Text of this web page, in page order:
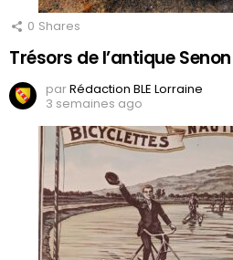
0 Shares
Trésors de l’antique
parRédaction BLE Lorraine
3 semaines ago